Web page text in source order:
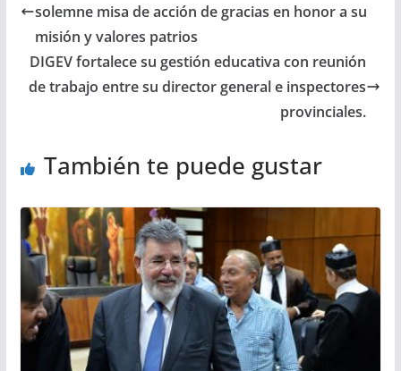
solemne misa de acción de gracias en honor a su
misión y valores patrios
DIGEV fortalece su gestión educativa con reunión
de trabajo entre su director general e inspectores
provinciales.
También te puede gustar